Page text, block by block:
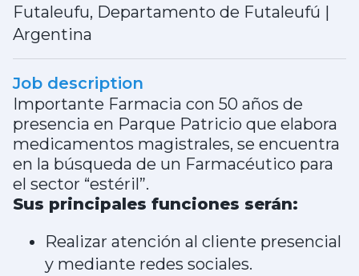
Futaleufu, Departamento de Futaleufú |
Argentina
Job description
Importante Farmacia con 50 años de
presencia en Parque Patricio que elabora
medicamentos magistrales, se encuentra
en la búsqueda de un Farmacéutico para
el sector “estéril”.
Sus principales funciones serán:
Realizar atención al cliente presencial
y mediante redes sociales.